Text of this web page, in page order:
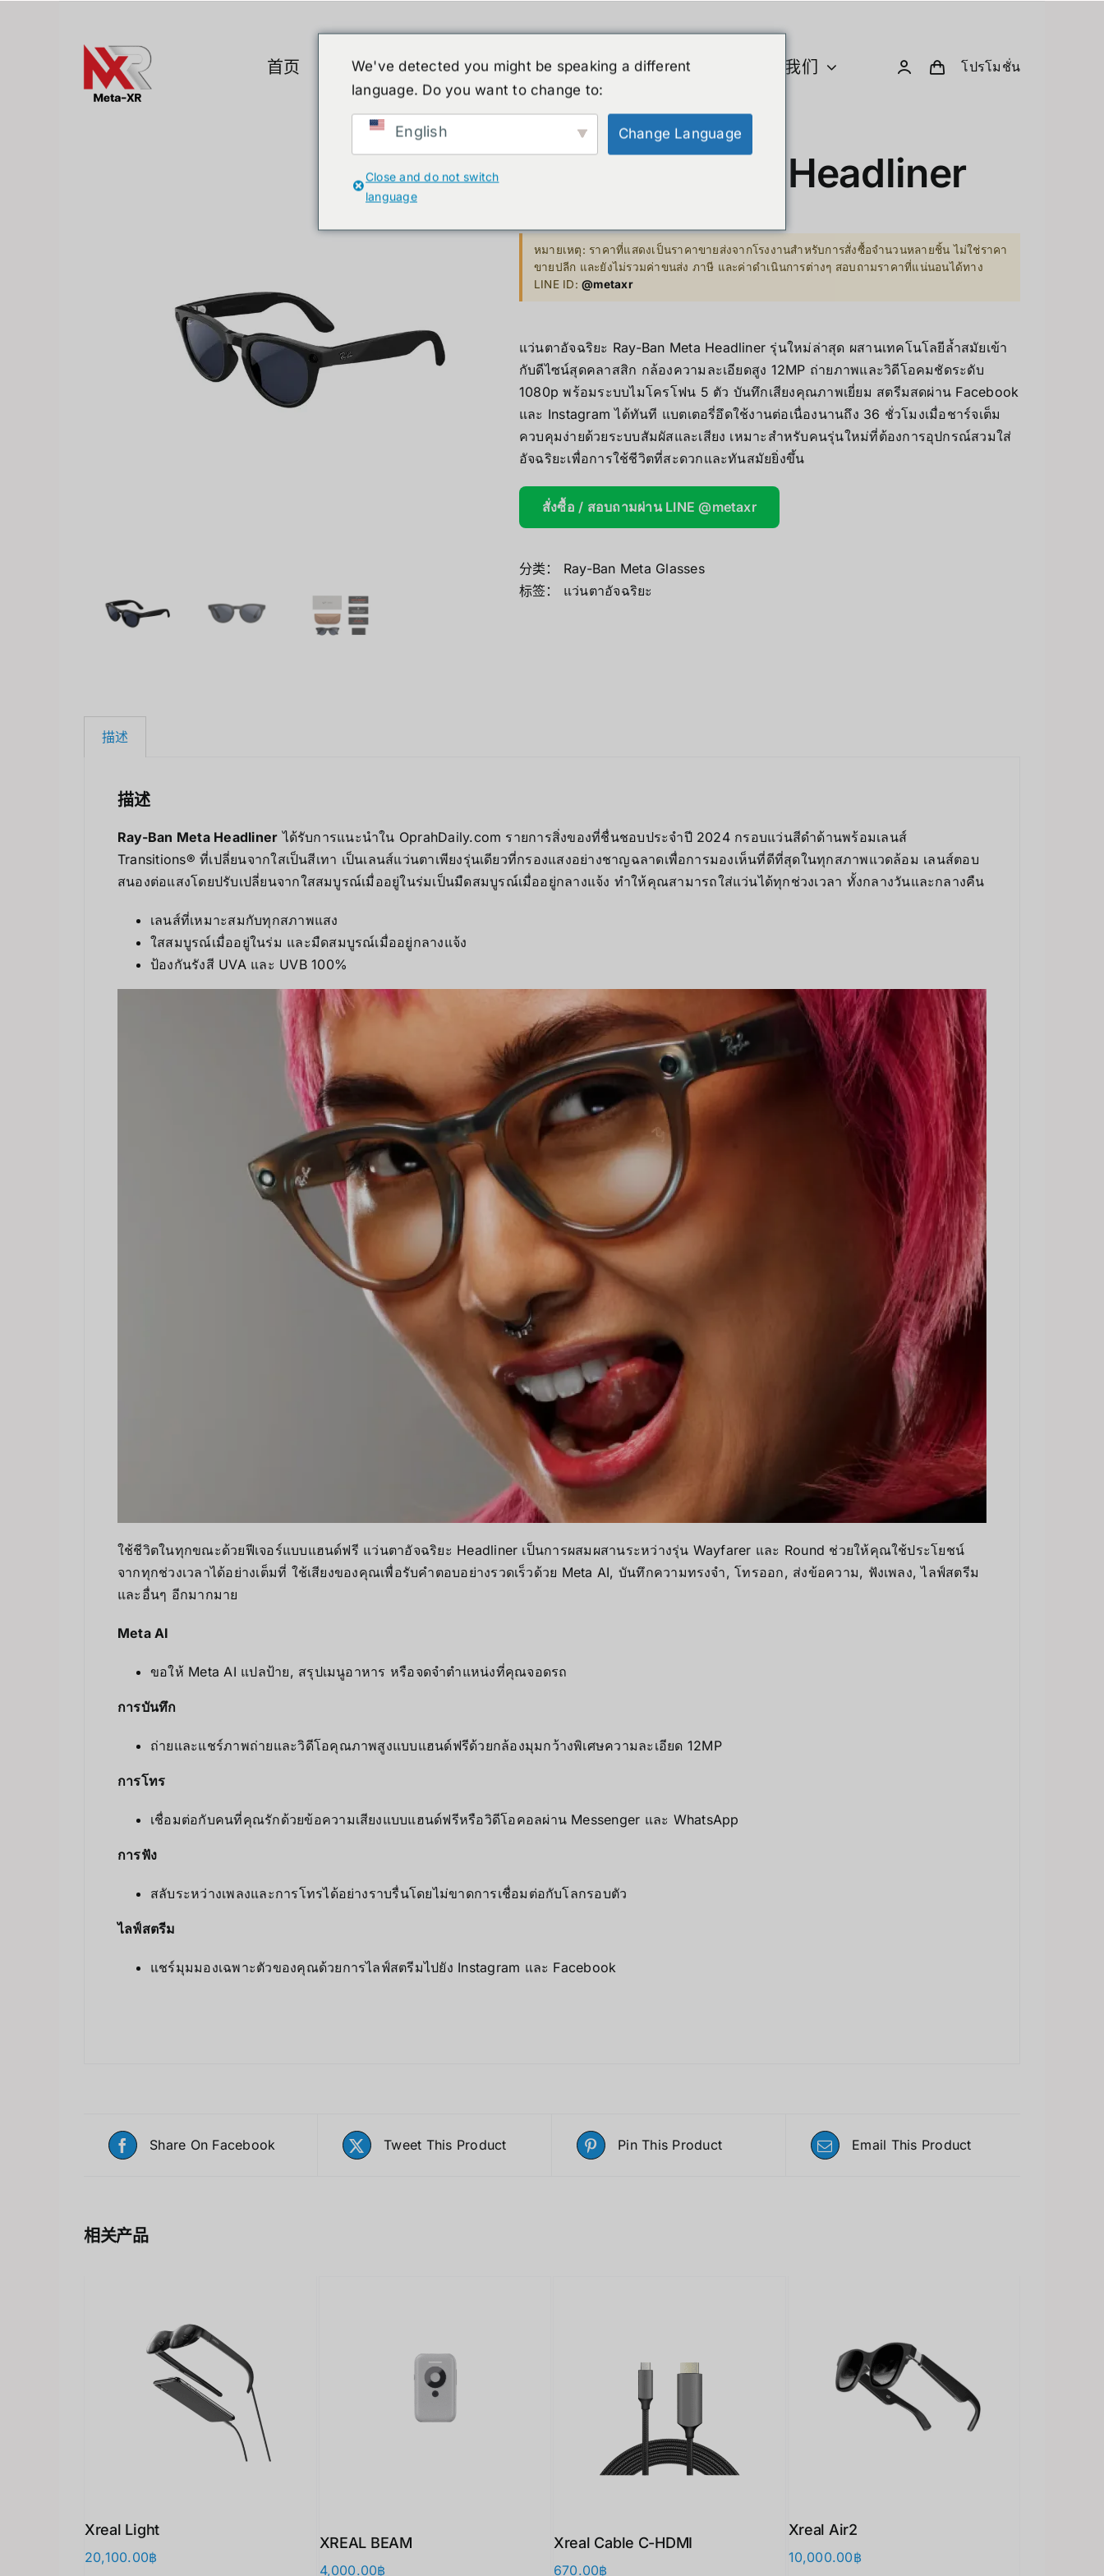
首页 产品
VR (Virtual Reality)
Quest & Quest Accessories
Apple Vision Pro
B. Smart Glasses &
Wearables
Xreal
Microsoft Hololens 2
GPU 与计算
Bestseller Computer & Peripherals
VGA Card
Computer Vision Hardware
Mini/Micro PC & eGPU
AOOSTAR
Wireless Receivers/Transmitters
Unitree-Humanoid
Robodog
UV Printer
人形机器人 新闻 服务 商店 关于我们 โปรโมชั่น
Ray-Ban Meta Headliner
หมายเหตุ: ราคาที่แสดงเป็นราคาขายส่งจากโรงงานสำหรับการสั่งซื้อจำนวนหลายชิ้น ไม่ใช่ราคา
ขายปลีก และยังไม่รวมค่าขนส่ง ภาษี และค่าดำเนินการต่างๆ สอบถามราคาที่แน่นอนได้ทาง
LINE ID:@metaxr
แว่นตาอัจฉริยะ Ray-Ban Meta Headliner รุ่นใหม่ล่าสุด ผสานเทคโนโลยีล้ำสมัยเข้า
กับดีไซน์สุดคลาสสิก กล้องความละเอียดสูง 12MP ถ่ายภาพและวิดีโอคมชัดระดับ
1080p พร้อมระบบไมโครโฟน 5 ตัว บันทึกเสียงคุณภาพเยี่ยม สตรีมสดผ่าน Facebook
และ Instagram ได้ทันที แบตเตอรี่อึดใช้งานต่อเนื่องนานถึง 36 ชั่วโมงเมื่อชาร์จเต็ม
ควบคุมง่ายด้วยระบบสัมผัสและเสียง เหมาะสำหรับคนรุ่นใหม่ที่ต้องการอุปกรณ์สวมใส่
อัจฉริยะเพื่อการใช้ชีวิตที่สะดวกและทันสมัยยิ่งขึ้น
สั่งซื้อ / สอบถามผ่าน LINE @metaxr
分类： Ray-Ban Meta Glasses
标签： แว่นตาอัจฉริยะ
描述
描述
Ray-Ban Meta Headliner ได้รับการแนะนำใน OprahDaily.com รายการสิ่งของที่ชื่นชอบประจำปี 2024 กรอบแว่นสีดำด้านพร้อมเลนส์
Transitions® ที่เปลี่ยนจากใสเป็นสีเทา เป็นเลนส์แว่นตาเพียงรุ่นเดียวที่กรองแสงอย่างชาญฉลาดเพื่อการมองเห็นที่ดีที่สุดในทุกสภาพแวดล้อม เลนส์ตอบ
สนองต่อแสงโดยปรับเปลี่ยนจากใสสมบูรณ์เมื่ออยู่ในร่มเป็นมืดสมบูรณ์เมื่ออยู่กลางแจ้ง ทำให้คุณสามารถใส่แว่นได้ทุกช่วงเวลา ทั้งกลางวันและกลางคืน
เลนส์ที่เหมาะสมกับทุกสภาพแสง
ใสสมบูรณ์เมื่ออยู่ในร่ม และมืดสมบูรณ์เมื่ออยู่กลางแจ้ง
ป้องกันรังสี UVA และ UVB 100%
ใช้ชีวิตในทุกขณะด้วยฟีเจอร์แบบแฮนด์ฟรี แว่นตาอัจฉริยะ Headliner เป็นการผสมผสานระหว่างรุ่น Wayfarer และ Round ช่วยให้คุณใช้ประโยชน์
จากทุกช่วงเวลาได้อย่างเต็มที่ ใช้เสียงของคุณเพื่อรับคำตอบอย่างรวดเร็วด้วย Meta AI, บันทึกความทรงจำ, โทรออก, ส่งข้อความ, ฟังเพลง, ไลฟ์สตรีม
และอื่นๆ อีกมากมาย
Meta AI
ขอให้ Meta AI แปลป้าย, สรุปเมนูอาหาร หรือจดจำตำแหน่งที่คุณจอดรถ
การบันทึก
ถ่ายและแชร์ภาพถ่ายและวิดีโอคุณภาพสูงแบบแฮนด์ฟรีด้วยกล้องมุมกว้างพิเศษความละเอียด 12MP
การโทร
เชื่อมต่อกับคนที่คุณรักด้วยข้อความเสียงแบบแฮนด์ฟรีหรือวิดีโอคอลผ่าน Messenger และ WhatsApp
การฟัง
สลับระหว่างเพลงและการโทรได้อย่างราบรื่นโดยไม่ขาดการเชื่อมต่อกับโลกรอบตัว
ไลฟ์สตรีม
แชร์มุมมองเฉพาะตัวของคุณด้วยการไลฟ์สตรีมไปยัง Instagram และ Facebook
Share On Facebook Tweet This Product Pin This Product Email This Product
相关产品
Xreal Light
20,100.00฿
XREAL BEAM
4,000.00฿
Xreal Cable C-HDMI
670.00฿
Xreal Air2
10,000.00฿
We've detected you might be speaking a different
language. Do you want to change to:
English Change Language
Close and do not switch
language